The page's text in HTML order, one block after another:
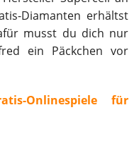
Diamanten erhältst
musst du dich nur
ein Päckchen vor
Onlinespiele für